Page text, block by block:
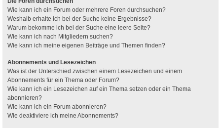
Wie kann ich ein Forum oder mehrere Foren durchsuchen?
Weshalb erhalte ich bei der Suche keine Ergebnisse?
Warum bekomme ich bei der Suche eine leere Seite?
Wie kann ich nach Mitgliedern suchen?
Wie kann ich meine eigenen Beiträge und Themen finden?
Abonnements und Lesezeichen
Was ist der Unterschied zwischen einem Lesezeichen und einem
Abonnements für ein Thema oder Forum?
Wie kann ich ein Lesezeichen auf ein Thema setzen oder ein Thema
abonnieren?
Wie kann ich ein Forum abonnieren?
Wie deaktiviere ich meine Abonnements?